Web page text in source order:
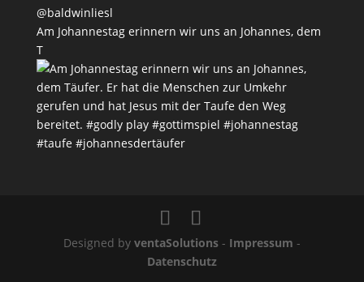
Am Johannestag erinnern wir uns an Johannes, dem
T
Designed by ventaSolutions- Impressum -
Datenschutz